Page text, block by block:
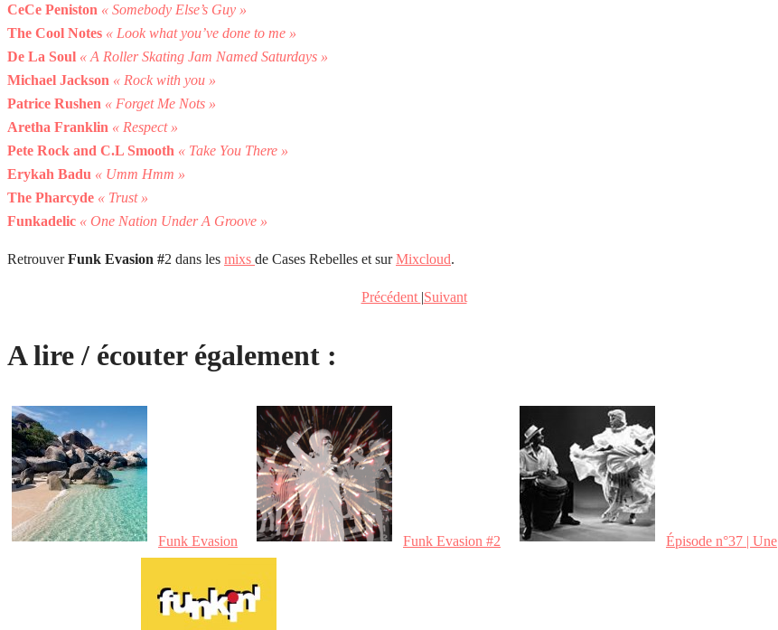
CeCe Peniston « Somebody Else’s Guy »
The Cool Notes « Look what you’ve done to me »
De La Soul « A Roller Skating Jam Named Saturdays »
Michael Jackson « Rock with you »
Patrice Rushen « Forget Me Nots »
Aretha Franklin « Respect »
Pete Rock and C.L Smooth « Take You There »
Erykah Badu « Umm Hmm »
The Pharcyde « Trust »
Funkadelic « One Nation Under A Groove »
RetrouverFunk Evasion #2 dans les mixs de Cases Rebelles et surMixcloud.
Précédent |Suivant
A lire / écouter également :
Funk Evasion Funk Evasion #2 Épisode n°37 | Une